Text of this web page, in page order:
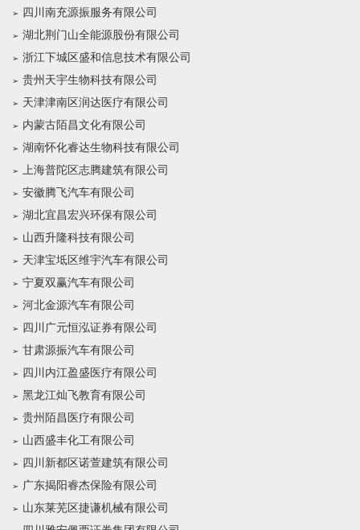
四川南充源振服务有限公司
湖北荆门山全能源股份有限公司
浙江下城区盛和信息技术有限公司
贵州天宇生物科技有限公司
天津津南区润达医疗有限公司
内蒙古陌昌文化有限公司
湖南怀化睿达生物科技有限公司
上海普陀区志腾建筑有限公司
安徽腾飞汽车有限公司
湖北宜昌宏兴环保有限公司
山西升隆科技有限公司
天津宝坻区维宇汽车有限公司
宁夏双赢汽车有限公司
河北金源汽车有限公司
四川广元恒泓证券有限公司
甘肃源振汽车有限公司
四川内江盈盛医疗有限公司
黑龙江灿飞教育有限公司
贵州陌昌医疗有限公司
山西盛丰化工有限公司
四川新都区诺萱建筑有限公司
广东揭阳睿杰保险有限公司
山东莱芜区捷谦机械有限公司